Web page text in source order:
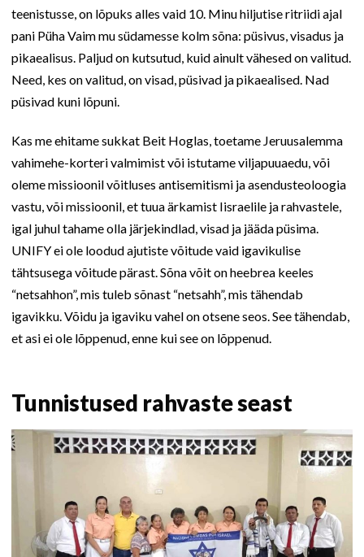
teenistusse, on lõpuks alles vaid 10. Minu hiljutise ritriidi ajal
pani Püha Vaim mu südamesse kolm sõna: püsivus, visadus ja
pikaealisus. Paljud on kutsutud, kuid ainult vähesed on valitud.
Need, kes on valitud, on visad, püsivad ja pikaealised. Nad
püsivad kuni lõpuni.
Kas me ehitame sukkat Beit Hoglas, toetame Jeruusalemma
vahimehe-korteri valmimist või istutame viljapuuaedu, või
oleme missioonil võitluses antisemitismi ja asendusteoloogia
vastu, või missioonil, et tuua ärkamist Iisraelile ja rahvastele,
igal juhul tahame olla järjekindlad, visad ja jääda püsima.
UNIFY ei ole loodud ajutiste võitude vaid igavikulise
tähtsusega võitude pärast. Sõna võit on heebrea keeles
“netsahhon”, mis tuleb sõnast “netsahh”, mis tähendab
igavikku. Võidu ja igaviku vahel on otsene seos. See tähendab,
et asi ei ole lõppenud, enne kui see on lõppenud.
Tunnistused rahvaste seast